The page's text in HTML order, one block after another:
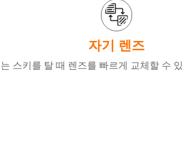
자기 렌즈
스키를 탈 때 렌즈를 빠르게 교체할 수